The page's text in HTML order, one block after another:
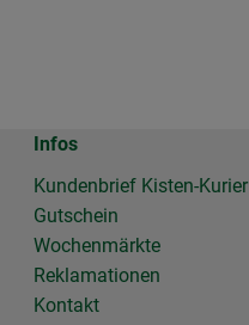
Infos
Kundenbrief Kisten-Kurier
Gutschein
Wochenmärkte
Reklamationen
Kontakt